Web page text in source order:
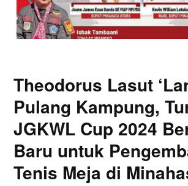
Theodorus Lasut
Pulang Kampung,
JGKWL Cup 2024
Baru untuk
Tenis Meja di